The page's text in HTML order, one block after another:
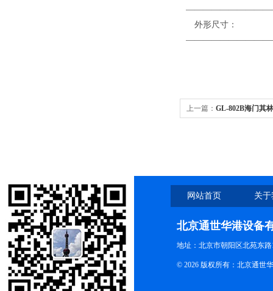
外形
上一篇： GL-802B海门其
网站首页 关
北京通世华港设备
地址：北京市朝阳区北苑东路
© 2026 版权所有：北京通世